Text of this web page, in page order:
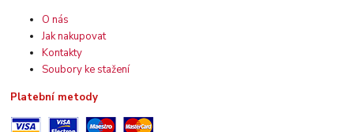
O nás
Jak nakupovat
Kontakty
Soubory ke stažení
Platební metody